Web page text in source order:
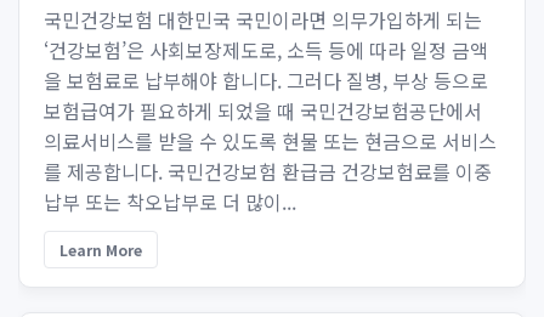
국민건강보험 대한민국 국민이라면 의무가입하게 되는
‘건강보험’은 사회보장제도로, 소득 등에 따라 일정 금액
을 보험료로 납부해야 합니다. 그러다 질병, 부상 등으로
보험급여가 필요하게 되었을 때 국민건강보험공단에서
의료서비스를 받을 수 있도록 현물 또는 현금으로 서비스
를 제공합니다. 국민건강보험 환급금 건강보험료를 이중
납부 또는 착오납부로 더 많이...
Learn More